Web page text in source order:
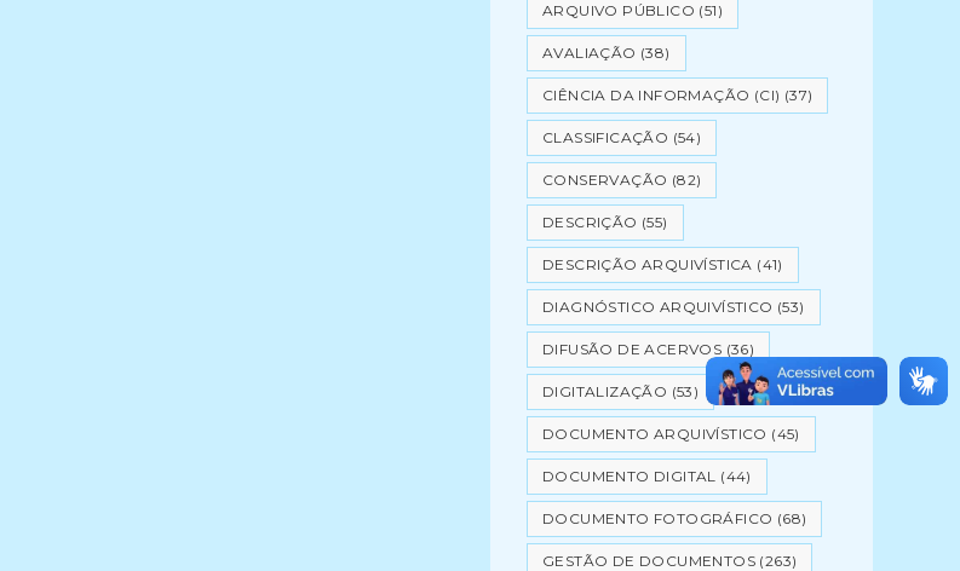
ARQUIVO PÚBLICO (51)
AVALIAÇÃO (38)
CIÊNCIA DA INFORMAÇÃO (CI) (37)
CLASSIFICAÇÃO (54)
CONSERVAÇÃO (82)
DESCRIÇÃO (55)
DESCRIÇÃO ARQUIVÍSTICA (41)
DIAGNÓSTICO ARQUIVÍSTICO (53)
DIFUSÃO DE ACERVOS (36)
DIGITALIZAÇÃO (53)
DOCUMENTO ARQUIVÍSTICO (45)
DOCUMENTO DIGITAL (44)
DOCUMENTO FOTOGRÁFICO (68)
GESTÃO DE DOCUMENTOS (263)